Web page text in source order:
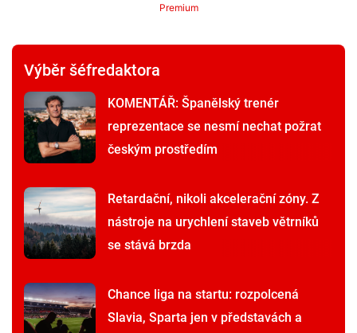
Premium
Výběr šéfredaktora
KOMENTÁŘ: Španělský trenér
reprezentace se nesmí nechat požrat
českým prostředím
Retardační, nikoli akcelerační zóny. Z
nástroje na urychlení staveb větrníků
se stává brzda
Chance liga na startu: rozpolcená
Slavia, Sparta jen v představách a